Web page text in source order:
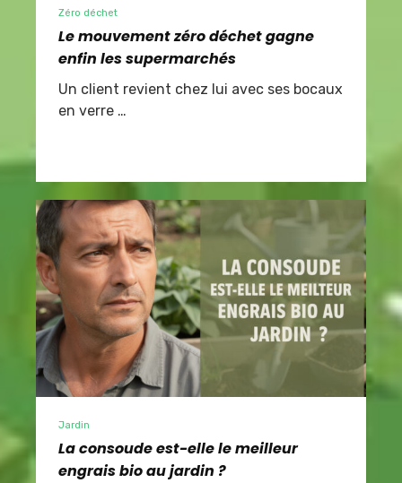
Zéro déchet
Le mouvement zéro déchet gagne
enfin les supermarchés
Un client revient chez lui avec ses bocaux
en verre …
Jardin
La consoude est-elle le meilleur
engrais bio au jardin ?